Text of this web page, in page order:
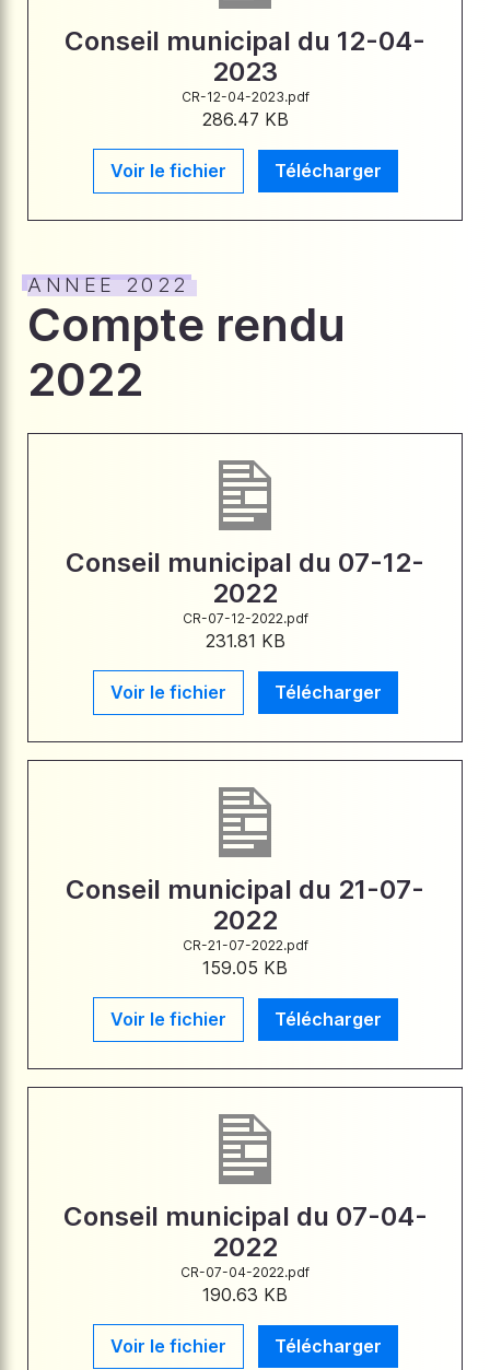
Conseil municipal du 12-04-
2023
CR-12-04-2023.pdf
286.47 KB
Voir le fichier Télécharger
ANNEE 2022
Compte rendu
2022
Conseil municipal du 07-12-
2022
CR-07-12-2022.pdf
231.81 KB
Voir le fichier Télécharger
Conseil municipal du 21-07-
2022
CR-21-07-2022.pdf
159.05 KB
Voir le fichier Télécharger
Conseil municipal du 07-04-
2022
CR-07-04-2022.pdf
190.63 KB
Voir le fichier Télécharger